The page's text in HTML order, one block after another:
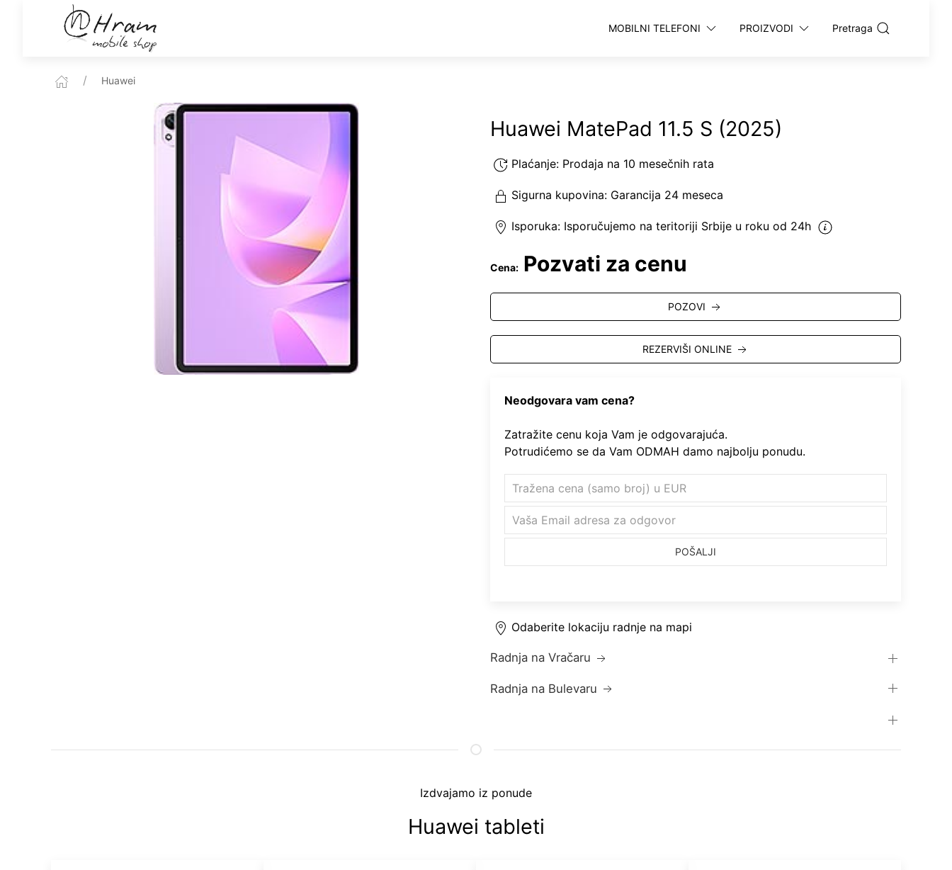
MOBILNI TELEFONI PROIZVODI Pretraga
Huawei
Huawei MatePad 11.5 S (2025)
Plaćanje: Prodaja na 10 mesečnih rata
Sigurna kupovina: Garancija 24 meseca
Isporuka: Isporučujemo na teritoriji Srbije u roku od 24h
Cena: Pozvati za cenu
POZOVI
REZERVIŠI ONLINE
Neodgovara vam cena?
Zatražite cenu koja Vam je odgovarajuća.
Potrudićemo se da Vam ODMAH damo najbolju ponudu.
POŠALJI
Odaberite lokaciju radnje na mapi
Radnja na Vračaru
Radnja na Bulevaru
Izdvajamo iz ponude
Huawei tableti